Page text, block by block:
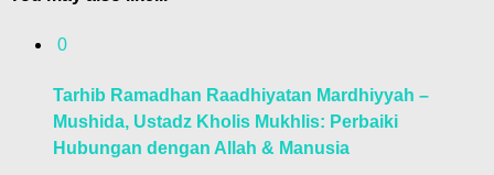
0
Tarhib Ramadhan Raadhiyatan Mardhiyyah –
Mushida, Ustadz Kholis Mukhlis: Perbaiki
Hubungan dengan Allah & Manusia